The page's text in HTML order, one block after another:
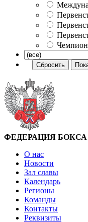
ФЕДЕРАЦИЯ
О нас
Новости
Зал славы
Календарь
Регионы
Команды
Контакты
Реквизиты